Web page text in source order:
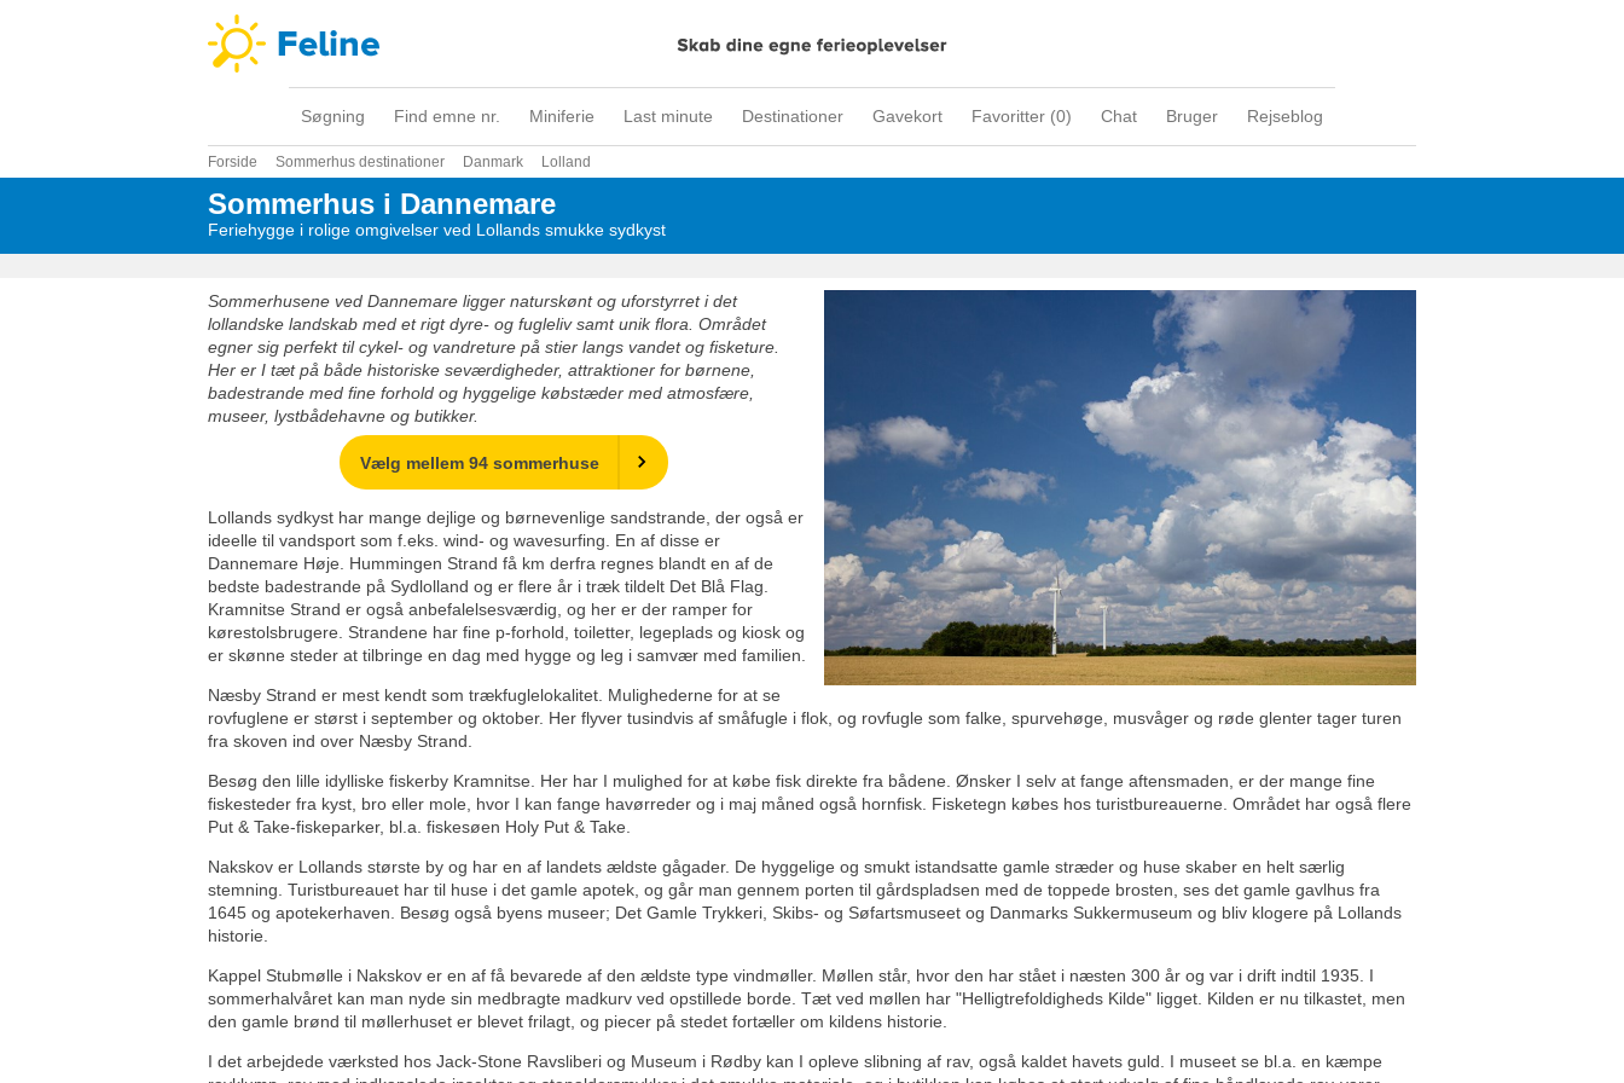
Søgning Find emne nr. Miniferie Last minute Destinationer Gavekort Favoritter (0) Chat Bruger Rejseblog
Forside Sommerhus destinationer Danmark Lolland
Sommerhus i Dannemare
Feriehygge i rolige omgivelser ved Lollands smukke sydkyst
Sommerhusene ved Dannemare ligger naturskønt og uforstyrret i det
lollandske landskab med et rigt dyre- og fugleliv samt unik flora. Området
egner sig perfekt til cykel- og vandreture på stier langs vandet og fisketure.
Her er I tæt på både historiske seværdigheder, attraktioner for børnene,
badestrande med fine forhold og hyggelige købstæder med atmosfære,
museer, lystbådehavne og butikker.
Vælg mellem 94 sommerhuse
Lollands sydkyst har mange dejlige og børnevenlige sandstrande, der også er
ideelle til vandsport som f.eks. wind- og wavesurfing. En af disse er
Dannemare Høje. Hummingen Strand få km derfra regnes blandt en af de
bedste badestrande på Sydlolland og er flere år i træk tildelt Det Blå Flag.
Kramnitse Strand er også anbefalelsesværdig, og her er der ramper for
kørestolsbrugere. Strandene har fine p-forhold, toiletter, legeplads og kiosk og
er skønne steder at tilbringe en dag med hygge og leg i samvær med familien.
Næsby Strand er mest kendt som trækfuglelokalitet. Mulighederne for at se
rovfuglene er størst i september og oktober. Her flyver tusindvis af småfugle i flok, og rovfugle som falke, spurvehøge, musvåger og røde glenter tager turen
fra skoven ind over Næsby Strand.
Besøg den lille idylliske fiskerby Kramnitse. Her har I mulighed for at købe fisk direkte fra bådene. Ønsker I selv at fange aftensmaden, er der mange fine
fiskesteder fra kyst, bro eller mole, hvor I kan fange havørreder og i maj måned også hornfisk. Fisketegn købes hos turistbureauerne. Området har også flere
Put & Take-fiskeparker, bl.a. fiskesøen Holy Put & Take.
Nakskov er Lollands største by og har en af landets ældste gågader. De hyggelige og smukt istandsatte gamle stræder og huse skaber en helt særlig
stemning. Turistbureauet har til huse i det gamle apotek, og går man gennem porten til gårdspladsen med de toppede brosten, ses det gamle gavlhus fra
1645 og apotekerhaven. Besøg også byens museer; Det Gamle Trykkeri, Skibs- og Søfartsmuseet og Danmarks Sukkermuseum og bliv klogere på Lollands
historie.
Kappel Stubmølle i Nakskov er en af få bevarede af den ældste type vindmøller. Møllen står, hvor den har stået i næsten 300 år og var i drift indtil 1935. I
sommerhalvåret kan man nyde sin medbragte madkurv ved opstillede borde. Tæt ved møllen har "Helligtrefoldigheds Kilde" ligget. Kilden er nu tilkastet, men
den gamle brønd til møllerhuset er blevet frilagt, og piecer på stedet fortæller om kildens historie.
I det arbejdede værksted hos Jack-Stone Ravsliberi og Museum i Rødby kan I opleve slibning af rav, også kaldet havets guld. I museet se bl.a. en kæmpe